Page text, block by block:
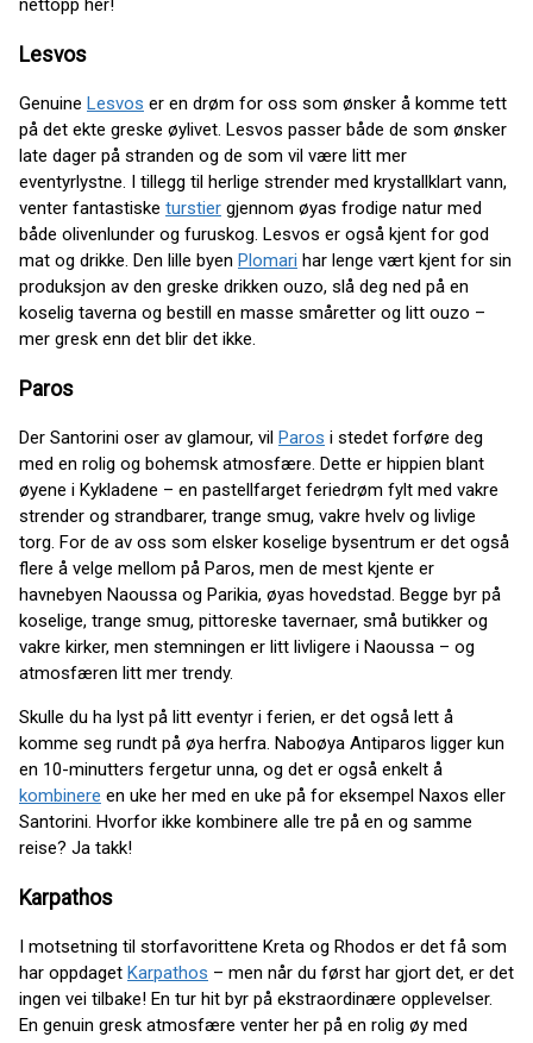
nettopp her!
Lesvos
Genuine Lesvos er en drøm for oss som ønsker å komme tett
på det ekte greske øylivet. Lesvos passer både de som ønsker
late dager på stranden og de som vil være litt mer
eventyrlystne. I tillegg til herlige strender med krystallklart vann,
venter fantastiske turstier gjennom øyas frodige natur med
både olivenlunder og furuskog. Lesvos er også kjent for god
mat og drikke. Den lille byen Plomari har lenge vært kjent for sin
produksjon av den greske drikken ouzo, slå deg ned på en
koselig taverna og bestill en masse småretter og litt ouzo –
mer gresk enn det blir det ikke.
Paros
Der Santorini oser av glamour, vil Paros i stedet forføre deg
med en rolig og bohemsk atmosfære. Dette er hippien blant
øyene i Kykladene – en pastellfarget feriedrøm fylt med vakre
strender og strandbarer, trange smug, vakre hvelv og livlige
torg. For de av oss som elsker koselige bysentrum er det også
flere å velge mellom på Paros, men de mest kjente er
havnebyen Naoussa og Parikia, øyas hovedstad. Begge byr på
koselige, trange smug, pittoreske tavernaer, små butikker og
vakre kirker, men stemningen er litt livligere i Naoussa – og
atmosfæren litt mer trendy.
Skulle du ha lyst på litt eventyr i ferien, er det også lett å
komme seg rundt på øya herfra. Naboøya Antiparos ligger kun
en 10-minutters fergetur unna, og det er også enkelt å
kombinere en uke her med en uke på for eksempel Naxos eller
Santorini. Hvorfor ikke kombinere alle tre på en og samme
reise? Ja takk!
Karpathos
I motsetning til storfavorittene Kreta og Rhodos er det få som
har oppdaget Karpathos – men når du først har gjort det, er det
ingen vei tilbake! En tur hit byr på ekstraordinære opplevelser.
En genuin gresk atmosfære venter her på en rolig øy med